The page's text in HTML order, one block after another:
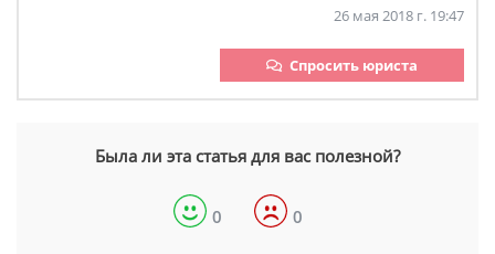
26 мая 2018 г. 19:47
Спросить юриста
Была ли эта статья для вас полезной?
0 0